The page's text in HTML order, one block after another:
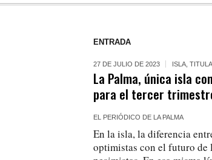
ENTRADA
27 DE JULIO DE 2023 ISLA ,
La Palma, única isla
para el tercer
EL PERIÓDICO DE LA PALMA
En la isla, la diferencia
optimistas con el futuro de